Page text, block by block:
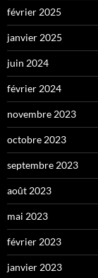
février 2025
janvier 2025
juin 2024
février 2024
novembre 2023
octobre 2023
septembre 2023
août 2023
mai 2023
février 2023
janvier 2023